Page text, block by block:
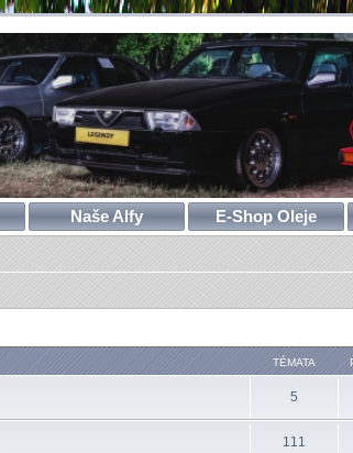
Naše Alfy E-Shop Oleje
TÉMATA
5
111